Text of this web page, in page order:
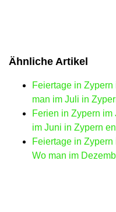
Ähnliche Artikel
Feiertage in
man im Juli in
Ferien in Zypern im
im Juni in Zypern
Feiertage in
Wo man im